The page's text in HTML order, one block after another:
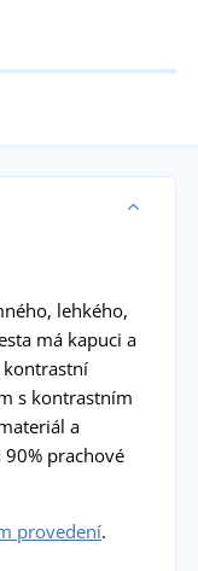
lehkého,
má kapuci a
kontrastní
s kontrastním
a
prachové
provedení.